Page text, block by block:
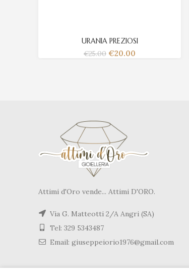
URANIA PREZIOSI
€25.00 €20.00
Attimi d'Oro vende... Attimi D'ORO.
Via G. Matteotti 2/A Angri (SA)
Tel: 329 5343487
Email: giuseppeiorio1976@gmail.com